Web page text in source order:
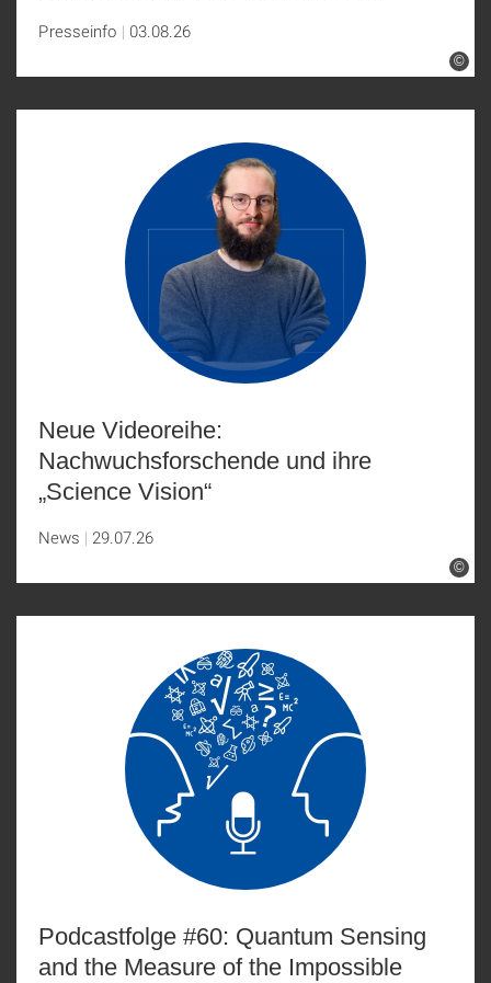
©
Presseinfo 03.08.26
©
Neue Videoreihe:
Nachwuchsforschende und ihre
„Science Vision“
News 29.07.26
Podcastfolge #60: Quantum Sensing
and the Measure of the Impossible